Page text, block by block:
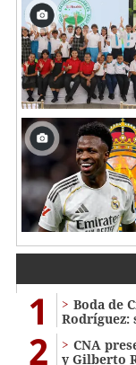
1
Boda de
Rodríguez:
2
CNA
y Gilberto